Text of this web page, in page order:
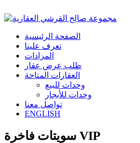
الصفحة الرئيسية
تعرف علينا
المزادات
طلب عرض عقار
العقارات المتاحة
وحدات للبيع
وحدات للأيجار
تواصل معنا
ENGLISH
سويتات فاخرة VIP